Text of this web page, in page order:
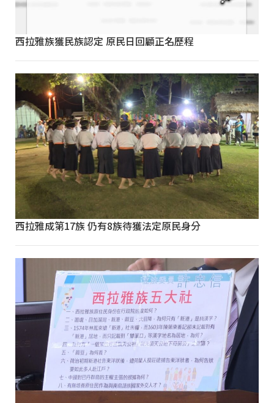
西拉雅族獲民族認定 原民日回顧正名歷程
西拉雅成第17族 仍有8族待獲法定原民身分